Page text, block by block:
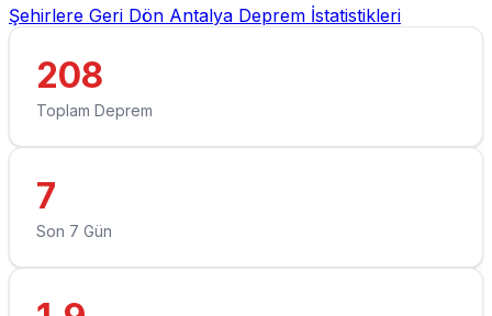
Şehirlere Geri Dön Antalya Deprem İstatistikleri
208
Toplam Deprem
7
Son 7 Gün